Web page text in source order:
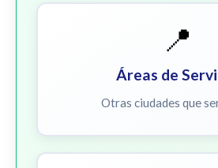
📍
Áreas de
Otras ciudades que